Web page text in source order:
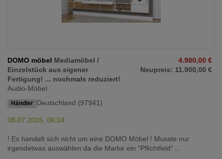
DOMO möbel Mediamöbel /
Einzelstück aus eigener
Fertigung! ... nochmals reduziert!
Audio-Möbel
Händler Deutschland (97941)
4.900,00 €
Neupreis: 11.900,00 €
08.07.2026, 06:04
! Es handelt sich nicht um eine DOMO Möbel ! Musste nur
irgendetwas auswählen da die Marke ein "Pflichtfeld" ...